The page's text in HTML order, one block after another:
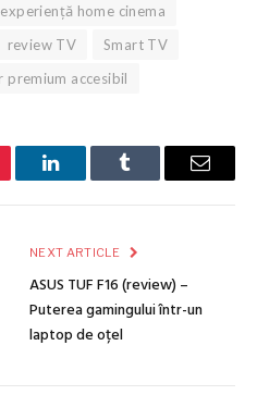
experiență home cinema
review TV
Smart TV
premium accesibil
LinkedInTumblr Email
NEXT ARTICLE
ASUS TUF F16 (review) –
Puterea gamingului într-un
laptop de oțel